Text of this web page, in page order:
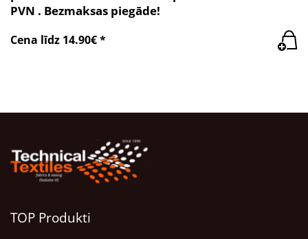
PVN . Bezmaksas piegāde!
Cena līdz 14.90€ *
TOP Produkti